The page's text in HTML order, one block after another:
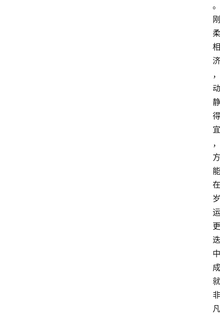
。
刚
柔
相
济
，
动
静
得
宜
，
方
能
在
岁
运
更
迭
中
成
就
非
凡